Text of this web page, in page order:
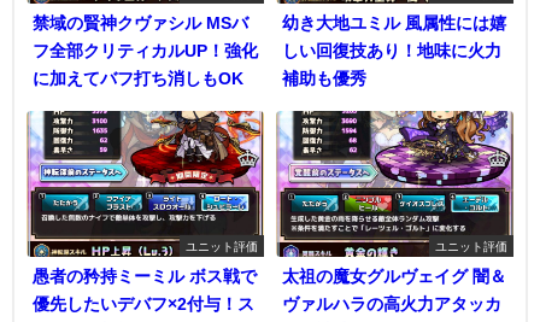
禁域の賢神クヴァシル MSバ
フ全部クリティカルUP！強化
に加えてバフ打ち消しもOK
幼き大地ユミル 風属性には嬉
しい回復技あり！地味に火力
補助も優秀
ユニット評価
愚者の矜持ミーミル ボス戦で
優先したいデバフ×2付与！ス
ユニット評価
太祖の魔女グルヴェイグ 闇＆
ヴァルハラの高火力アタッカ